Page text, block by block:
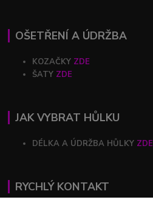
OŠETŘENÍ A ÚDRŽBA
KOZAČKY ZDE
ŠATY ZDE
JAK VYBRAT HŮLKU
DÉLKA A ÚDRŽBA HŮLKY ZDE
RYCHLÝ KONTAKT